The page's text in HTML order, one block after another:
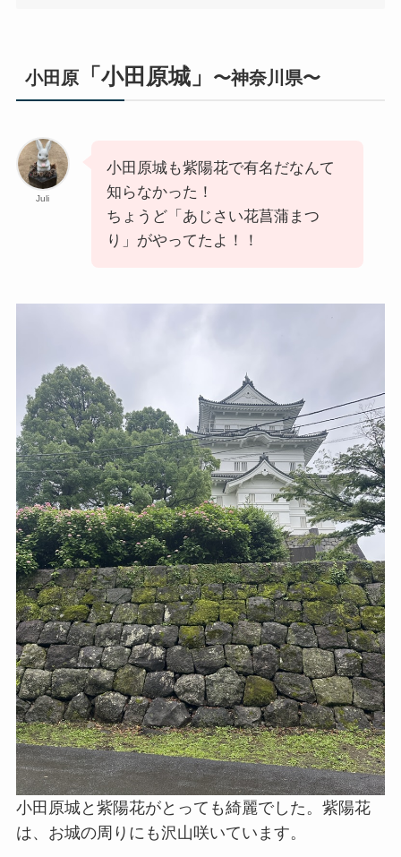
小田原「小田原城」 〜神奈川県〜
Juli
小田原城も紫陽花で有名だなんて
知らなかった！
ちょうど「あじさい花菖蒲まつ
り」がやってたよ！！
小田原城と紫陽花がとっても綺麗でした。紫陽花
は、お城の周りにも沢山咲いています。